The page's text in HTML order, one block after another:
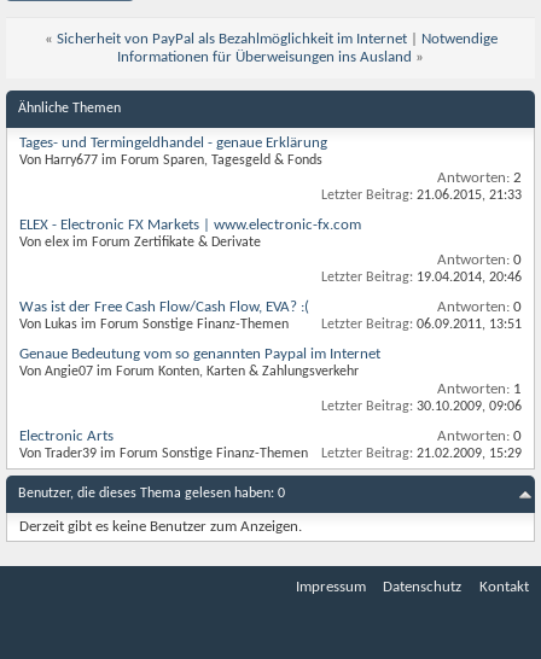
« Sicherheit von PayPal als Bezahlmöglichkeit im Internet|
Notwendige
Informationen für Überweisungen ins Ausland »
Ähnliche Themen
Tages- und Termingeldhandel - genaue Erklärung
Von Harry677 im Forum Sparen, Tagesgeld & Fonds
Antworten: 2
Letzter Beitrag: 21.06.2015, 21:33
ELEX - Electronic FX Markets | www.electronic-fx.com
Von elex im Forum Zertifikate & Derivate
Antworten: 0
Letzter Beitrag: 19.04.2014, 20:46
Was ist der Free Cash Flow/Cash Flow, EVA? :(
Von Lukas im Forum Sonstige Finanz-Themen
Antworten: 0
Letzter Beitrag: 06.09.2011, 13:51
Genaue Bedeutung vom so genannten Paypal im Internet
Von Angie07 im Forum Konten, Karten & Zahlungsverkehr
Antworten: 1
Letzter Beitrag: 30.10.2009, 09:06
Electronic Arts
Von Trader39 im Forum Sonstige Finanz-Themen
Antworten: 0
Letzter Beitrag: 21.02.2009, 15:29
Benutzer, die dieses Thema gelesen haben: 0
Derzeit gibt es keine Benutzer zum Anzeigen.
Impressum Datenschutz Kontakt